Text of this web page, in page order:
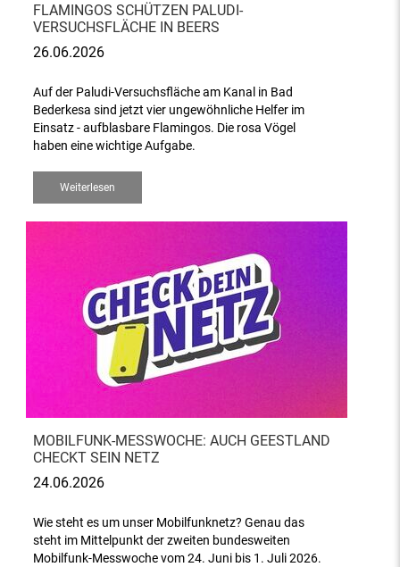
FLAMINGOS SCHÜTZEN PALUDI-
VERSUCHSFLÄCHE IN BEERS
26.06.2026
Auf der Paludi-Versuchsfläche am Kanal in Bad
Bederkesa sind jetzt vier ungewöhnliche Helfer im
Einsatz - aufblasbare Flamingos. Die rosa Vögel
haben eine wichtige Aufgabe.
Weiterlesen
MOBILFUNK-MESSWOCHE: AUCH GEESTLAND
CHECKT SEIN NETZ
24.06.2026
Wie steht es um unser Mobilfunknetz? Genau das
steht im Mittelpunkt der zweiten bundesweiten
Mobilfunk-Messwoche vom 24. Juni bis 1. Juli 2026.